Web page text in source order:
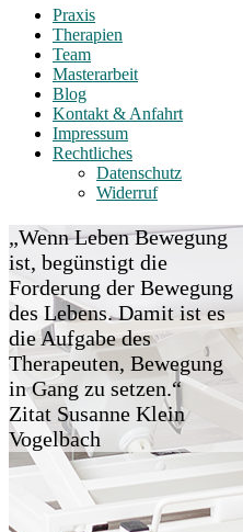
Praxis
Therapien
Team
Masterarbeit
Blog
Kontakt & Anfahrt
Impressum
Rechtliches
Datenschutz
Widerruf
„Wenn Leben Bewegung
ist, begünstigt die
Forderung der Bewegung
des Lebens. Damit ist es
die Aufgabe des
Therapeuten, Bewegung
in Gang zu setzen.“
Zitat Susanne Klein
Vogelbach